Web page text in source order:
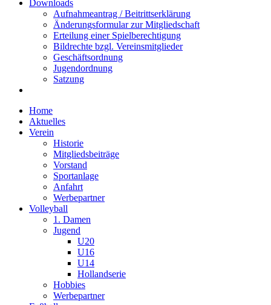
Downloads
Aufnahmeantrag / Beitrittserklärung
Änderungsformular zur Mitgliedschaft
Erteilung einer Spielberechtigung
Bildrechte bzgl. Vereinsmitglieder
Geschäftsordnung
Jugendordnung
Satzung
Home
Aktuelles
Verein
Historie
Mitgliedsbeiträge
Vorstand
Sportanlage
Anfahrt
Werbepartner
Volleyball
1. Damen
Jugend
U20
U16
U14
Hollandserie
Hobbies
Werbepartner